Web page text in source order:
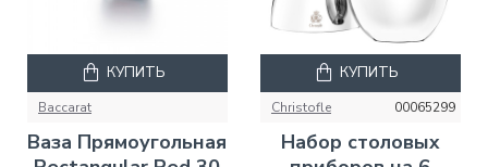
Baccarat
Ваза Прямоугольная
КУПИТЬ
Christofle 00065299
Набор столовых
КУПИТЬ